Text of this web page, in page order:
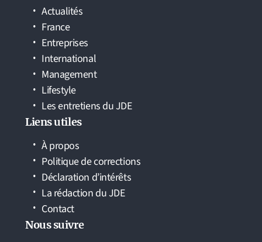
Actualités
France
Entreprises
International
Management
Lifestyle
Les entretiens du JDE
Liens utiles
À propos
Politique de corrections
Déclaration d’intérêts
La rédaction du JDE
Contact
Nous suivre